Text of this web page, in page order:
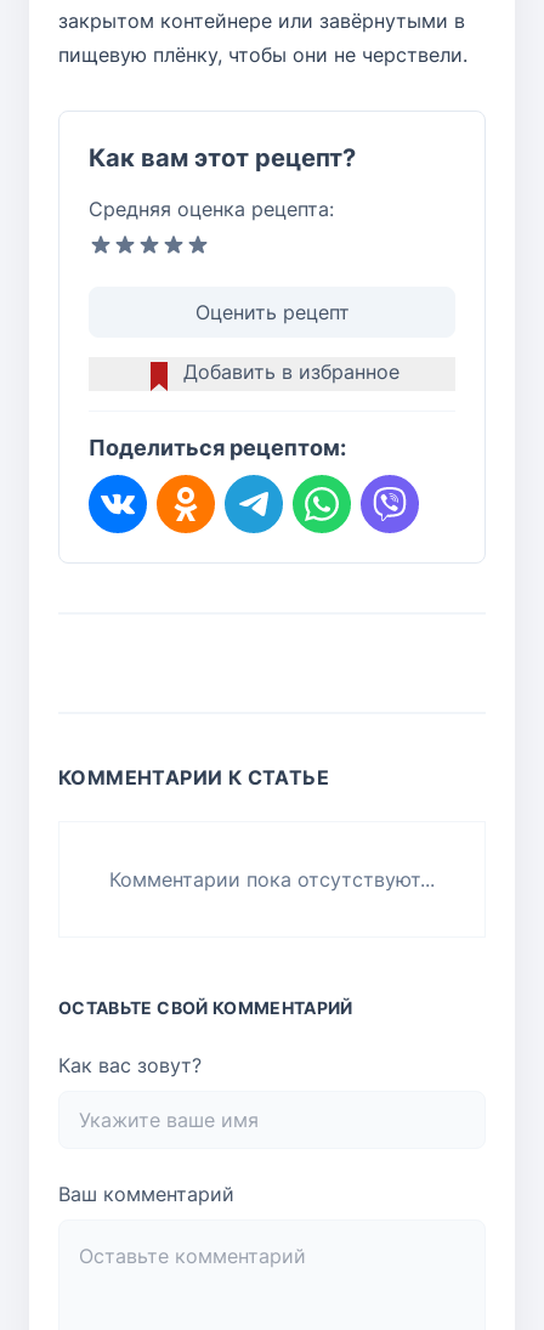
закрытом контейнере или завёрнутыми в
пищевую плёнку, чтобы они не черствели.
Как вам этот рецепт?
Средняя оценка рецепта:
Оценить рецепт
Добавить в избранное
Поделиться рецептом:
КОММЕНТАРИИ К СТАТЬЕ
Комментарии пока отсутствуют...
ОСТАВЬТЕ СВОЙ КОММЕНТАРИЙ
Как вас зовут?
Ваш комментарий